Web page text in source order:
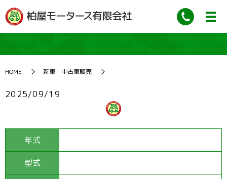
HOME 新車・中古車販売
2025/09/19
年式
型式